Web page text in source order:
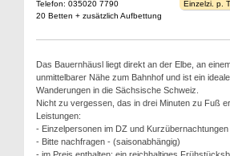
Telefon: 035020 7790
20 Betten + zusätzlich Aufbettung
Einzelzi. p.
Das Bauernhäusl liegt direkt an der Elbe, an
unmittelbarer Nähe zum Bahnhof und ist ein
Wanderungen in die Sächsische Schweiz.
Nicht zu vergessen, das in drei Minuten zu Fuß
Leistungen:
- Einzelpersonen im DZ und
- Bitte nachfragen - (saisonabhängig)